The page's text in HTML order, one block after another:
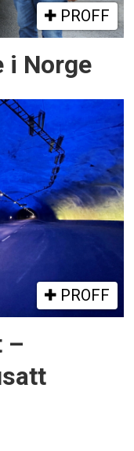
PROFF
i Norge
PROFF
–